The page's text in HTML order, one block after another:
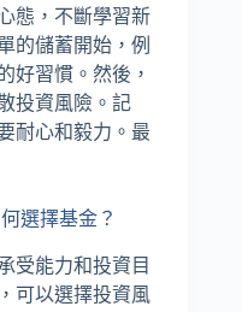
態，不斷學習新
的儲蓄開始，例
好習慣。然後，
投資風險。記
耐心和毅力。最
選擇基金？
受能力和投資目
可以選擇投資風